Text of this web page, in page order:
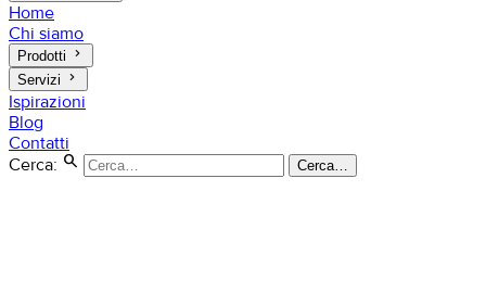
Home
Chi siamo
Prodotti keyboard_arrow_right
Servizi keyboard_arrow_right
Ispirazioni
Blog
Contatti
Cerca: search Cerca…